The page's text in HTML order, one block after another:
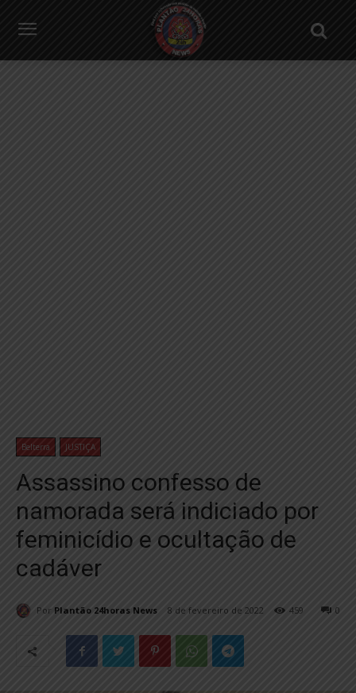
Belterra JUSTIÇA
Assassino confesso de
namorada será indiciado por
feminicídio e ocultação de
cadáver
Por Plantão 24horas News 8 de fevereiro de 2022 0
459